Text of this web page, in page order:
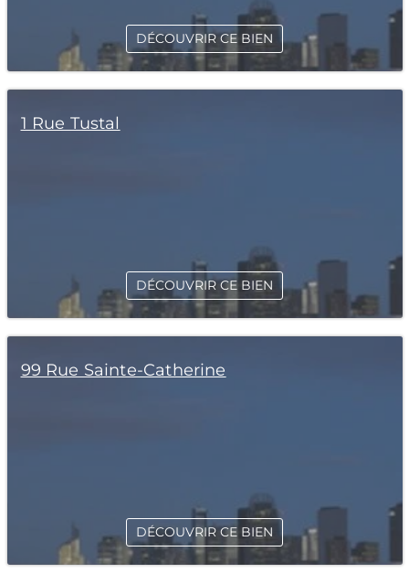
DÉCOUVRIR CE BIEN
1 Rue Tustal
DÉCOUVRIR CE BIEN
99 Rue Sainte-Catherine
DÉCOUVRIR CE BIEN